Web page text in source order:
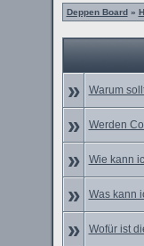
Deppen Board»
»
Warum
» Werden
» Wie kann
» Was kann
» Wofür ist